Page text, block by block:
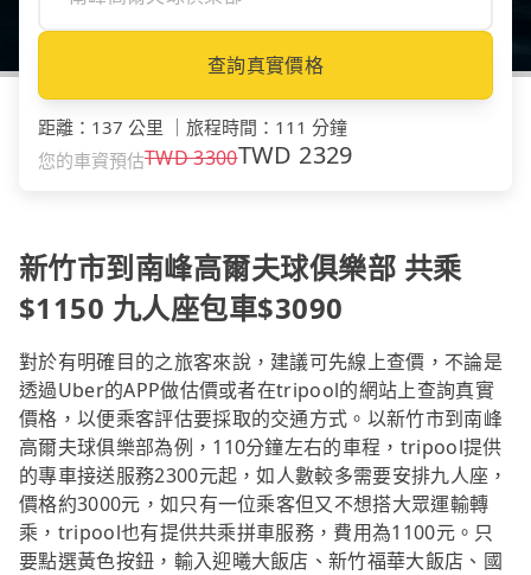
查詢真實價格
距離 ： 137 公里 旅程時間 ： 111 分鐘
您的車資預估TWD3300TWD 2329
新竹市到南峰高爾夫球俱樂部 共乘
$1150 九人座包車$3090
對於有明確目的之旅客來說，建議可先線上查價，不論是
透過Uber的APP做估價或者在tripool的網站上查詢真實
價格，以便乘客評估要採取的交通方式。以新竹市到南峰
高爾夫球俱樂部為例，110分鐘左右的車程，tripool提供
的專車接送服務2300元起，如人數較多需要安排九人座，
價格約3000元，如只有一位乘客但又不想搭大眾運輸轉
乘，tripool也有提供共乘拼車服務，費用為1100元。只
要點選黃色按鈕，輸入迎曦大飯店、新竹福華大飯店、國